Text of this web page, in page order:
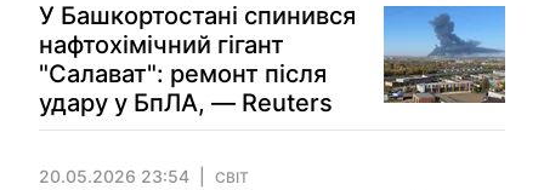
У Башкортостані спинився
нафтохімічний гігант
"Салават": ремонт після
удару у БпЛА, — Reuters
20.05.2026 23:54 СВІТ